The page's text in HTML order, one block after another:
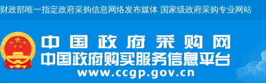
财政部唯一指定政府采购信息网络发布媒体 国家级政府采购专业网站